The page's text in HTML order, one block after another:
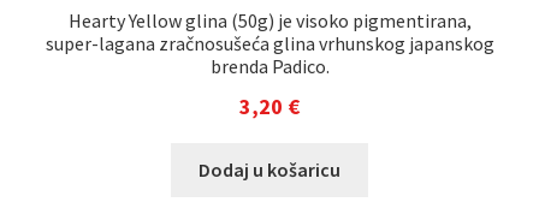
Hearty Yellow glina (50g) je visoko pigmentirana,
super-lagana zračnosušeća glina vrhunskog japanskog
brenda Padico.
3,20 €
Dodaj u košaricu